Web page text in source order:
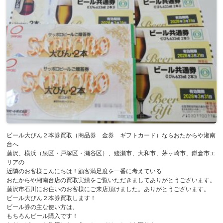
ビール大びん２本券買取（商品券 金券 ギフトカード）ならおたからや湘南
台へ
藤沢、横浜（泉区・戸塚区・瀬谷区）、綾瀬市、大和市、茅ヶ崎市、鎌倉市エ
リアの
近隣のお客様こんにちは！顧客満足度を一番に考えている
おたからや湘南台店の買取実績をご覧いただきましてありがとうございます。
藤沢市石川にお住いのお客様にご来店頂けました。ありがとうございます。
ビール大びん２本券買取します！
ビール券の主な使い方は、
もちろんビール購入です！